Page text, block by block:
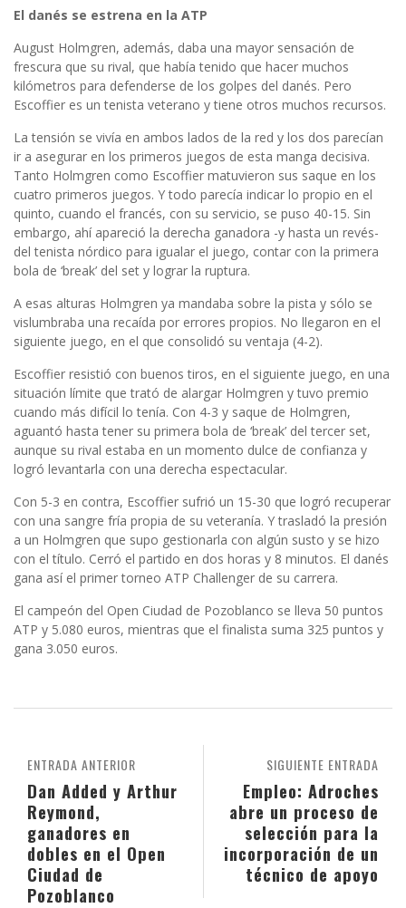
El danés se estrena en la ATP
August Holmgren, además, daba una mayor sensación de
frescura que su rival, que había tenido que hacer muchos
kilómetros para defenderse de los golpes del danés. Pero
Escoffier es un tenista veterano y tiene otros muchos recursos.
La tensión se vivía en ambos lados de la red y los dos parecían
ir a asegurar en los primeros juegos de esta manga decisiva.
Tanto Holmgren como Escoffier matuvieron sus saque en los
cuatro primeros juegos. Y todo parecía indicar lo propio en el
quinto, cuando el francés, con su servicio, se puso 40-15. Sin
embargo, ahí apareció la derecha ganadora -y hasta un revés-
del tenista nórdico para igualar el juego, contar con la primera
bola de ‘break’ del set y lograr la ruptura.
A esas alturas Holmgren ya mandaba sobre la pista y sólo se
vislumbraba una recaída por errores propios. No llegaron en el
siguiente juego, en el que consolidó su ventaja (4-2).
Escoffier resistió con buenos tiros, en el siguiente juego, en una
situación límite que trató de alargar Holmgren y tuvo premio
cuando más difícil lo tenía. Con 4-3 y saque de Holmgren,
aguantó hasta tener su primera bola de ‘break’ del tercer set,
aunque su rival estaba en un momento dulce de confianza y
logró levantarla con una derecha espectacular.
Con 5-3 en contra, Escoffier sufrió un 15-30 que logró recuperar
con una sangre fría propia de su veteranía. Y trasladó la presión
a un Holmgren que supo gestionarla con algún susto y se hizo
con el título. Cerró el partido en dos horas y 8 minutos. El danés
gana así el primer torneo ATP Challenger de su carrera.
El campeón del Open Ciudad de Pozoblanco se lleva 50 puntos
ATP y 5.080 euros, mientras que el finalista suma 325 puntos y
gana 3.050 euros.
SIGUIENTE ENTRADA
Empleo: Adroches
abre un proceso de
selección para la
incorporación de un
técnico de apoyo
ENTRADA ANTERIOR
Dan Added y Arthur
Reymond,
ganadores en
dobles en el Open
Ciudad de
Pozoblanco